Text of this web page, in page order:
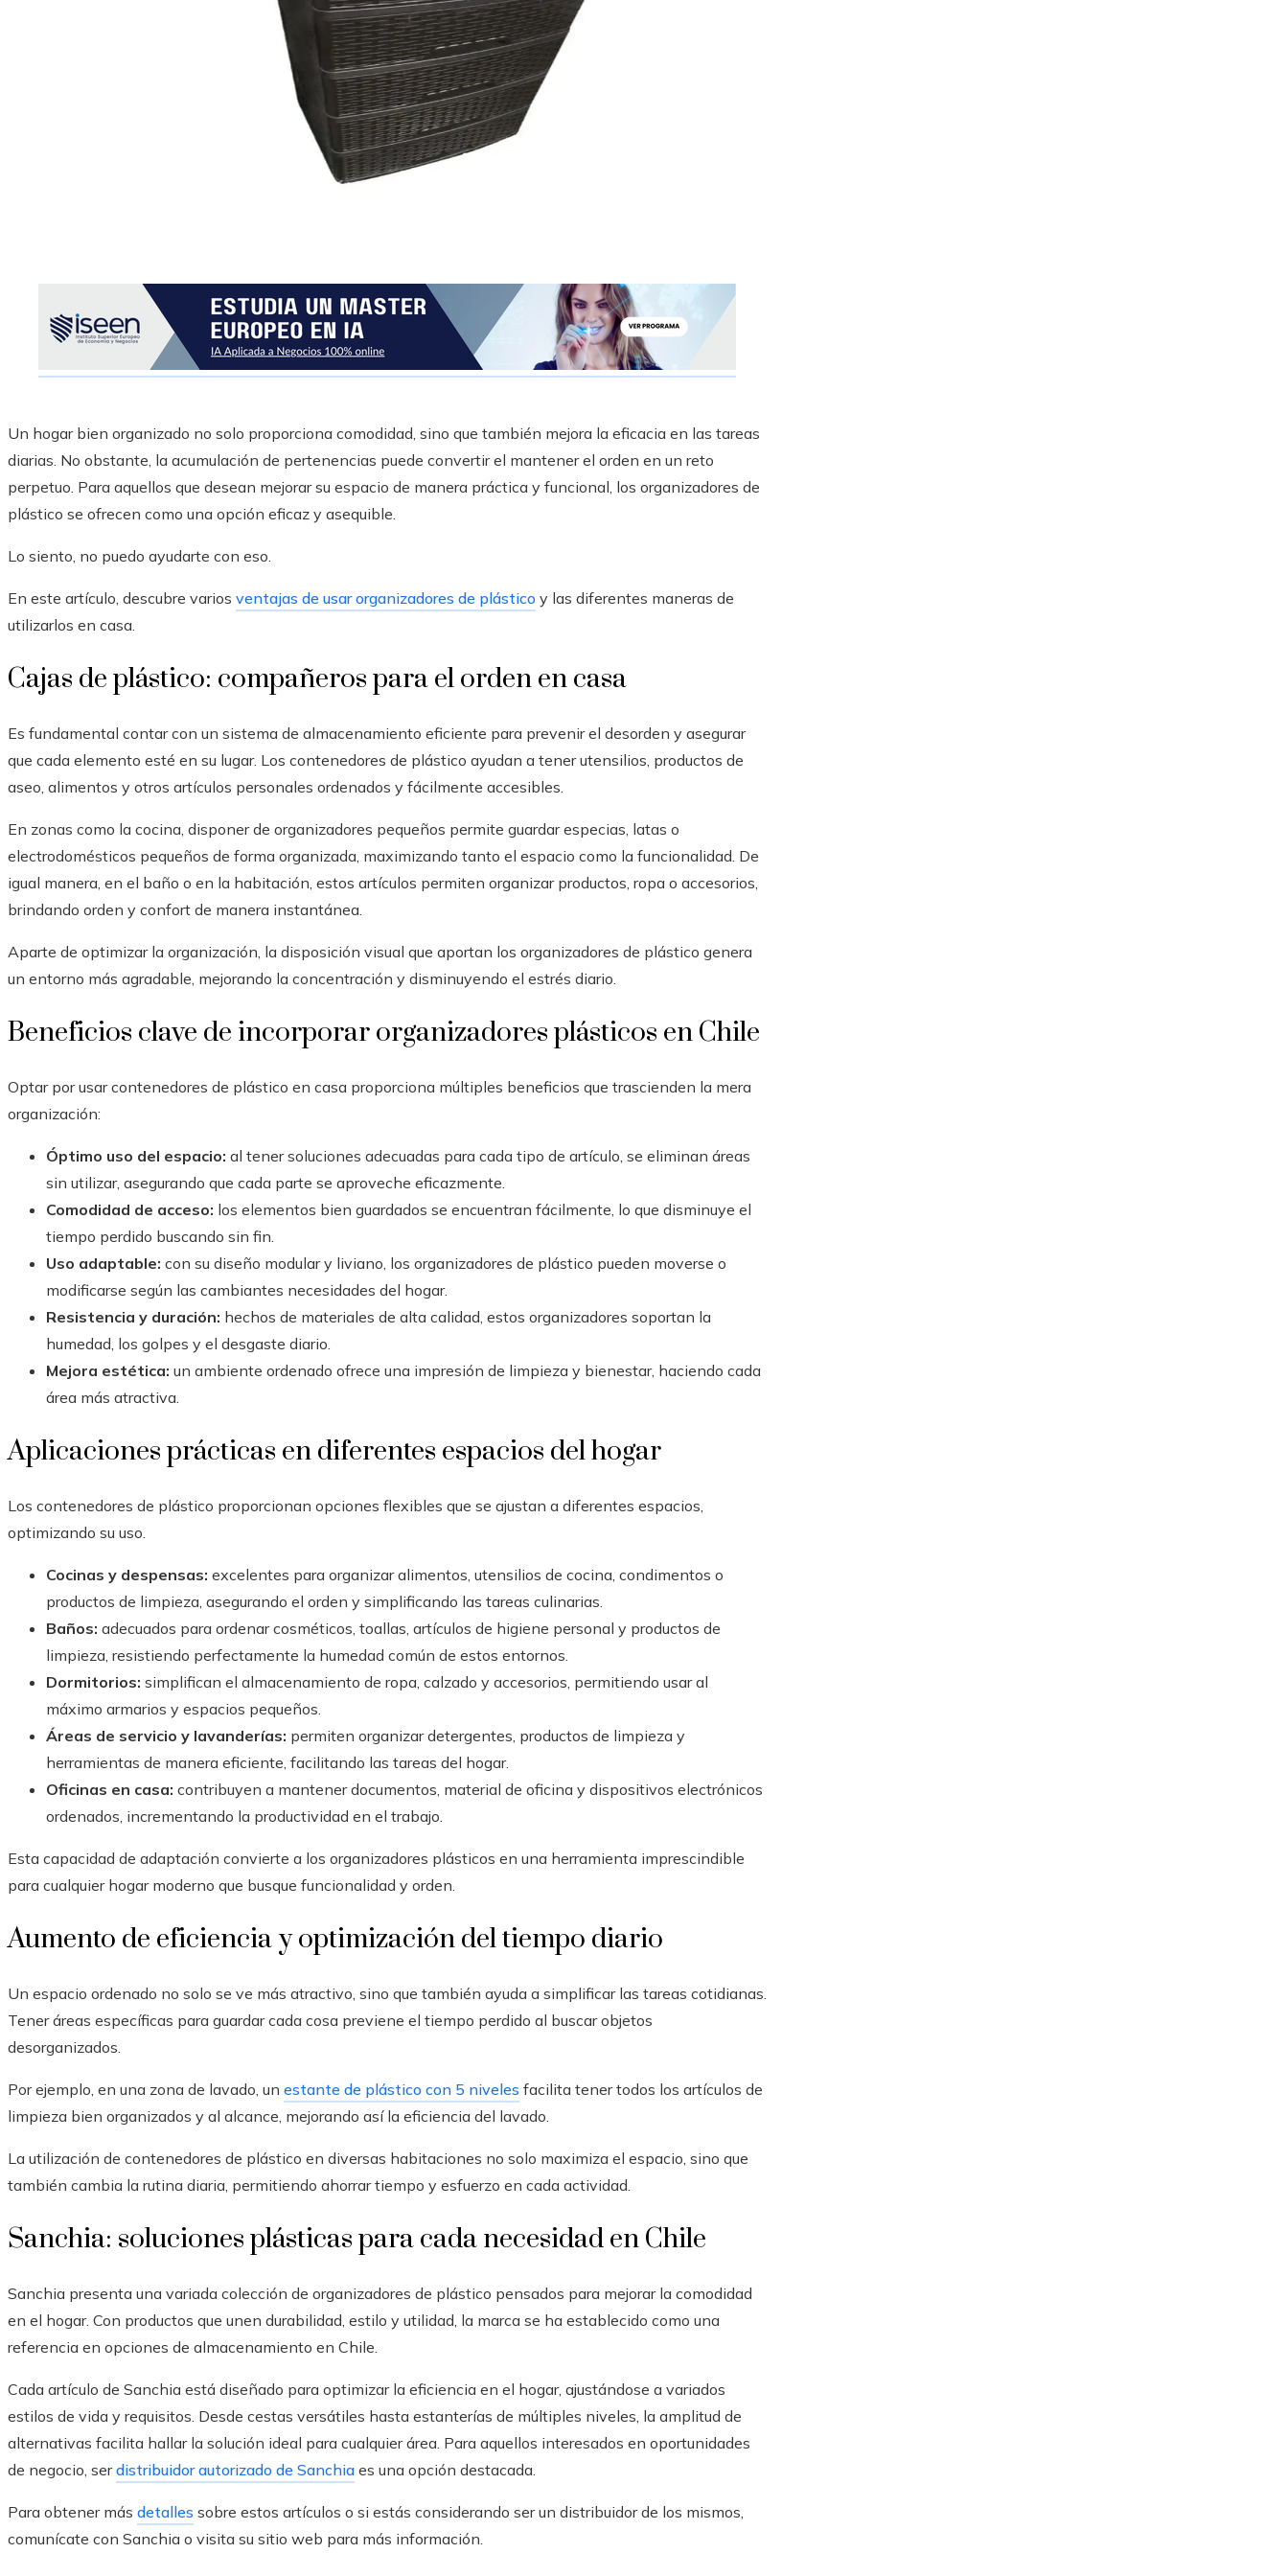
Un hogar bien organizado no solo proporciona comodidad, sino que también mejora la eficacia en las tareas
diarias. No obstante, la acumulación de pertenencias puede convertir el mantener el orden en un reto
perpetuo. Para aquellos que desean mejorar su espacio de manera práctica y funcional, los organizadores de
plástico se ofrecen como una opción eficaz y asequible.
Lo siento, no puedo ayudarte con eso.
En este artículo, descubre varios ventajas de usar organizadores de plástico y las diferentes maneras de
utilizarlos en casa.
Cajas de plástico: compañeros para el orden en casa
Es fundamental contar con un sistema de almacenamiento eficiente para prevenir el desorden y asegurar
que cada elemento esté en su lugar. Los contenedores de plástico ayudan a tener utensilios, productos de
aseo, alimentos y otros artículos personales ordenados y fácilmente accesibles.
En zonas como la cocina, disponer de organizadores pequeños permite guardar especias, latas o
electrodomésticos pequeños de forma organizada, maximizando tanto el espacio como la funcionalidad. De
igual manera, en el baño o en la habitación, estos artículos permiten organizar productos, ropa o accesorios,
brindando orden y confort de manera instantánea.
Aparte de optimizar la organización, la disposición visual que aportan los organizadores de plástico genera
un entorno más agradable, mejorando la concentración y disminuyendo el estrés diario.
Beneficios clave de incorporar organizadores plásticos en Chile
Optar por usar contenedores de plástico en casa proporciona múltiples beneficios que trascienden la mera
organización:
Óptimo uso del espacio: al tener soluciones adecuadas para cada tipo de artículo, se eliminan áreas
sin utilizar, asegurando que cada parte se aproveche eficazmente.
Comodidad de acceso: los elementos bien guardados se encuentran fácilmente, lo que disminuye el
tiempo perdido buscando sin fin.
Uso adaptable: con su diseño modular y liviano, los organizadores de plástico pueden moverse o
modificarse según las cambiantes necesidades del hogar.
Resistencia y duración: hechos de materiales de alta calidad, estos organizadores soportan la
humedad, los golpes y el desgaste diario.
Mejora estética: un ambiente ordenado ofrece una impresión de limpieza y bienestar, haciendo cada
área más atractiva.
Aplicaciones prácticas en diferentes espacios del hogar
Los contenedores de plástico proporcionan opciones flexibles que se ajustan a diferentes espacios,
optimizando su uso.
Cocinas y despensas: excelentes para organizar alimentos, utensilios de cocina, condimentos o
productos de limpieza, asegurando el orden y simplificando las tareas culinarias.
Baños: adecuados para ordenar cosméticos, toallas, artículos de higiene personal y productos de
limpieza, resistiendo perfectamente la humedad común de estos entornos.
Dormitorios: simplifican el almacenamiento de ropa, calzado y accesorios, permitiendo usar al
máximo armarios y espacios pequeños.
Áreas de servicio y lavanderías: permiten organizar detergentes, productos de limpieza y
herramientas de manera eficiente, facilitando las tareas del hogar.
Oficinas en casa: contribuyen a mantener documentos, material de oficina y dispositivos electrónicos
ordenados, incrementando la productividad en el trabajo.
Esta capacidad de adaptación convierte a los organizadores plásticos en una herramienta imprescindible
para cualquier hogar moderno que busque funcionalidad y orden.
Aumento de eficiencia y optimización del tiempo diario
Un espacio ordenado no solo se ve más atractivo, sino que también ayuda a simplificar las tareas cotidianas.
Tener áreas específicas para guardar cada cosa previene el tiempo perdido al buscar objetos
desorganizados.
Por ejemplo, en una zona de lavado, un estante de plástico con 5 niveles facilita tener todos los artículos de
limpieza bien organizados y al alcance, mejorando así la eficiencia del lavado.
La utilización de contenedores de plástico en diversas habitaciones no solo maximiza el espacio, sino que
también cambia la rutina diaria, permitiendo ahorrar tiempo y esfuerzo en cada actividad.
Sanchia: soluciones plásticas para cada necesidad en Chile
Sanchia presenta una variada colección de organizadores de plástico pensados para mejorar la comodidad
en el hogar. Con productos que unen durabilidad, estilo y utilidad, la marca se ha establecido como una
referencia en opciones de almacenamiento en Chile.
Cada artículo de Sanchia está diseñado para optimizar la eficiencia en el hogar, ajustándose a variados
estilos de vida y requisitos. Desde cestas versátiles hasta estanterías de múltiples niveles, la amplitud de
alternativas facilita hallar la solución ideal para cualquier área. Para aquellos interesados en oportunidades
de negocio, serdistribuidor autorizado de Sanchia es una opción destacada.
Para obtener más detalles sobre estos artículos o si estás considerando ser un distribuidor de los mismos,
comunícate con Sanchia o visita su sitio web para más información.